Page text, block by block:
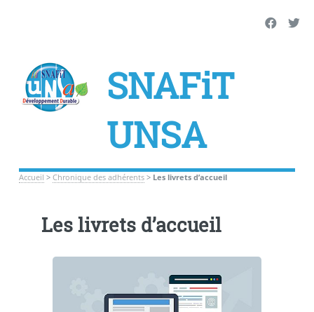
SNAFiT
UNSA
Accueil > Chronique des adhérents> Les livrets d’accueil
Les livrets d’accueil